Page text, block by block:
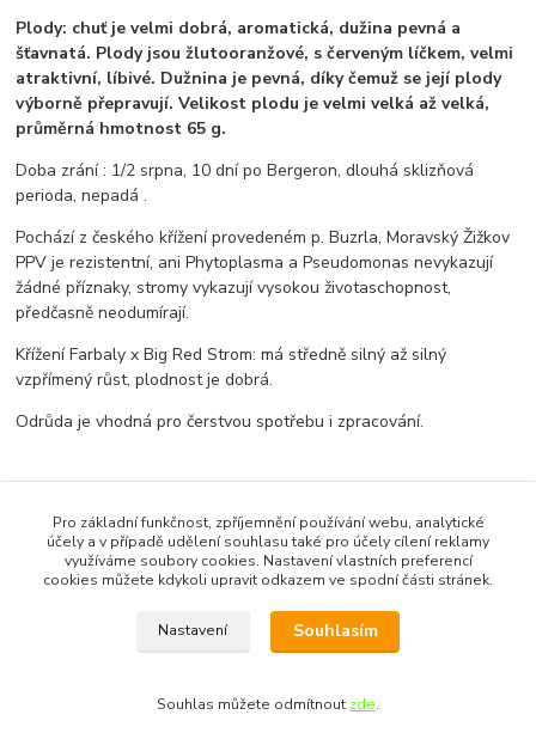
Plody: chuť je velmi dobrá, aromatická, dužina pevná a
šťavnatá. Plody jsou žlutooranžové, s červeným líčkem, velmi
atraktivní, líbivé. Dužnina je pevná, díky čemuž se její plody
výborně přepravují. Velikost plodu je velmi velká až velká,
průměrná hmotnost 65 g.
Doba zrání : 1/2 srpna, 10 dní po Bergeron, dlouhá sklizňová
perioda, nepadá .
Pochází z českého křížení provedeném p. Buzrla, Moravský Žižkov
PPV je rezistentní, ani Phytoplasma a Pseudomonas nevykazují
žádné příznaky, stromy vykazují vysokou životaschopnost,
předčasně neodumírají.
Křížení Farbaly x Big Red Strom: má středně silný až silný
vzpřímený růst, plodnost je dobrá.
Odrůda je vhodná pro čerstvou spotřebu i zpracování.
Zboží zařazeno v kategoriích
Pro základní funkčnost, zpříjemnění používání webu, analytické
účely a v případě udělení souhlasu také pro účely cílení reklamy
využíváme soubory cookies. Nastavení vlastních preferencí
cookies můžete kdykoli upravit odkazem ve spodní části stránek.
Nastavení Souhlasím
Souhlas můžete odmítnout zde.